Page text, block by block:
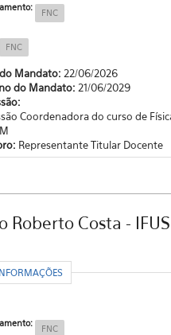
FNC
FNC
Mandato: 22/06/2026
do Mandato: 21/06/2029
Coordenadora do curso de
Representante Titular Docente
Roberto Costa -
FNC